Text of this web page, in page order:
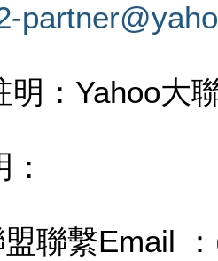
明：Yahoo大
盟聯繫Email